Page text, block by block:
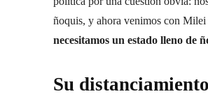
ñoquis, y ahora venimos con
necesitamos un estado lleno de
Su